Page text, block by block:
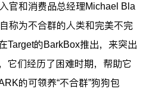
官和消费品总经理Michael Bla
称为不合群的人类和完美不完
Target的BarkBox推出，来突出
它们经历了困难时期，帮助它
的可领养“不合群”狗狗包